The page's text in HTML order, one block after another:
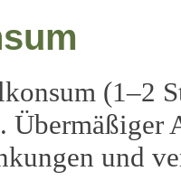
(1–2
Übermäßiger
und